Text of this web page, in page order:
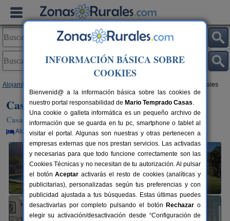
Alojamientos > Casa Rural Los Cascajales
Casa Rural Los Cascajales
Casa Rural en Benaoján (Málaga)
Alquiler por habitaciones 10 plazas 112 km de Málaga
INFORMACIÓN BÁSICA SOBRE
COOKIES
Bienvenid@ a la información básica sobre las cookies de
nuestro portal responsabilidad de Mario Temprado Casas.
Una cookie o galleta informática es un pequeño archivo de
información que se guarda en tu pc, smartphone o tablet al
visitar el portal. Algunas son nuestras y otras pertenecen a
empresas externas que nos prestan servicios. Las activadas
y necesarias para que todo funcione correctamente son las
Cookies Técnicas y no necesitan de tu autorización. Al pulsar
el botónAceptar activarás el resto de cookies (analíticas y
publicitarias), personalizadas según tus preferencias y con
publicidad ajustada a tus búsquedas. Estas últimas puedes
desactivarlas por completo pulsando el botón Rechazar o
elegir su activación/desactivación desde “Configuración de